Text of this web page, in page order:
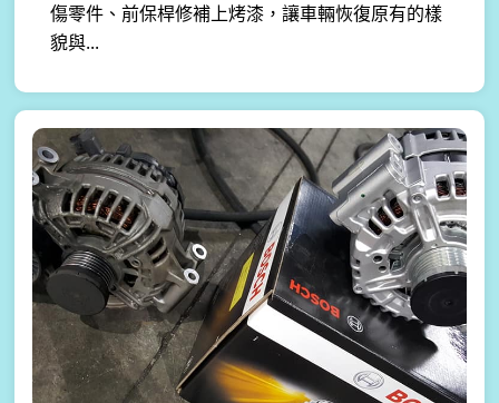
傷零件、前保桿修補上烤漆，讓車輛恢復原有的樣
貌與...